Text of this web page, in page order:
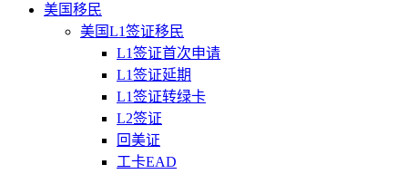
美国移民
美国L1签证移民
L1签证首次申请
L1签证延期
L1签证转绿卡
L2签证
回美证
工卡EAD